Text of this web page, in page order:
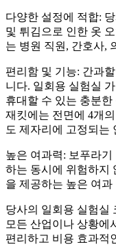
다양한 설정에 적합:
및 튀김으로 인한 옷
는 병원 직원, 간호사,
편리함 및 기능: 간과
니다. 일회용 실험실
휴대할 수 있는 충분
재킷에는 전면에 4개
도 제자리에 고정되는
높은 여과력: 보푸라
하는 동시에 위험하지
을 제공하는 높은 여
당사의 일회용 실험실
모든 산업이나 상황에
편리하고 비용 효과적